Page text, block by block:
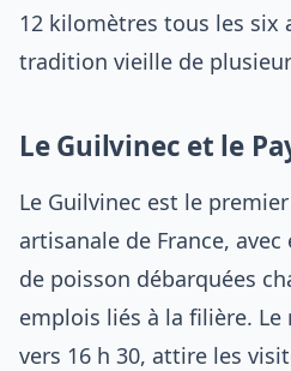
12 kilomètres tous les six
tradition vieille de
Le Guilvinec et le
Le Guilvinec est le
artisanale de France,
de poisson débarquées
emplois liés à la filière.
vers 16 h 30, attire les